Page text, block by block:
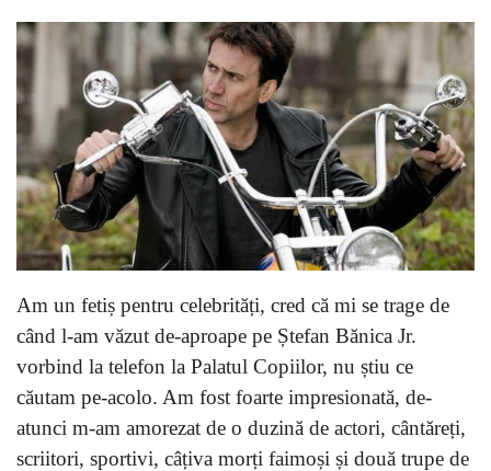
Am un fetiș pentru celebrități, cred că mi se trage de
când l-am văzut de-aproape pe Ștefan Bănica Jr.
vorbind la telefon la Palatul Copiilor, nu știu ce
căutam pe-acolo. Am fost foarte impresionată, de-
atunci m-am amorezat de o duzină de actori, cântăreți,
scriitori, sportivi, câțiva morți faimoși și două trupe de